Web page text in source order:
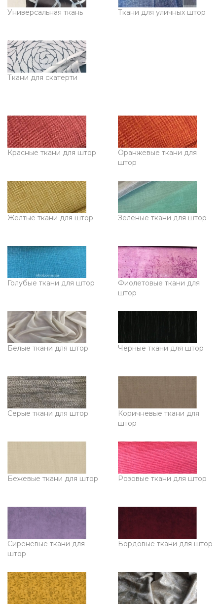
Универсальная ткань Ткани для уличных штор
Ткани для скатерти
Красные ткани для штор
Оранжевые ткани для
штор
Желтые ткани для штор Зеленые ткани для штор
Голубые ткани для штор
Фиолетовые ткани для
штор
Белые ткани для штор Черные ткани для штор
Серые ткани для штор
Коричневые ткани для
штор
Бежевые ткани для штор Розовые ткани для штор
Сиреневые ткани для
штор
Бордовые ткани для штор